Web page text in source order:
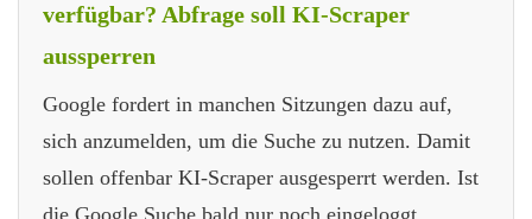
verfügbar? Abfrage soll KI-Scraper
aussperren
Google fordert in manchen Sitzungen dazu auf,
sich anzumelden, um die Suche zu nutzen. Damit
sollen offenbar KI-Scraper ausgesperrt werden. Ist